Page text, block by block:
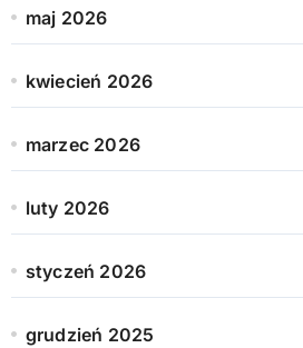
maj 2026
kwiecień 2026
marzec 2026
luty 2026
styczeń 2026
grudzień 2025